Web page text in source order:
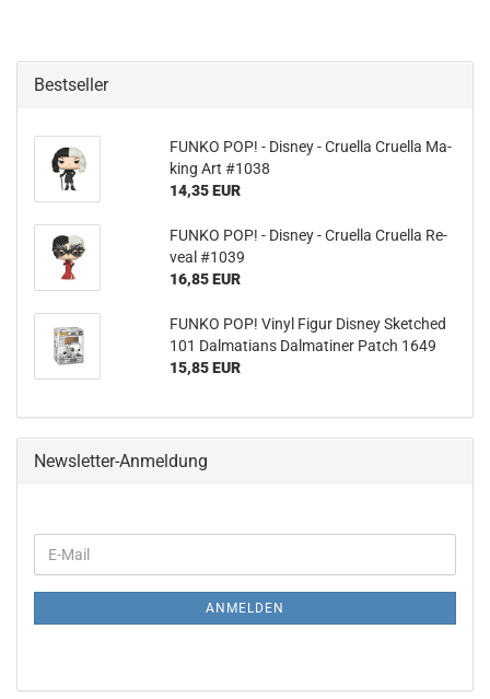
Bestseller
FUNKO POP! - Dis­ney - Cru­el­la Cru­el­la Ma­
king Art #1038
14,35 EUR
FUNKO POP! - Dis­ney - Cru­el­la Cru­el­la Re­
ve­al #1039
16,85 EUR
FUNKO POP! Vinyl Figur Dis­ney Sket­ched
101 Dal­ma­ti­ans Dal­ma­ti­ner Patch 1649
15,85 EUR
Newsletter-Anmeldung
ZUR
E-
Mail
ANMELDEN